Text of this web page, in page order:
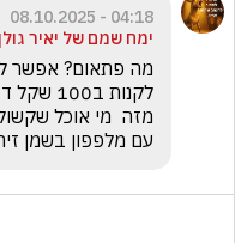
04:18 - 08.10.2025
ימח שמם של יאיר גולן
עם מלפפון בשמן